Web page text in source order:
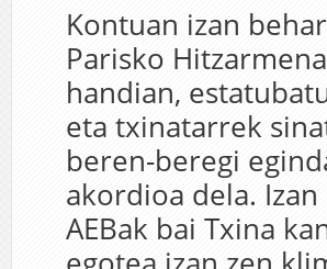
Kontuan izan
Parisko
handian,
eta txinatarrek
beren-beregi
akordioa dela. Izan
AEBak bai Txina